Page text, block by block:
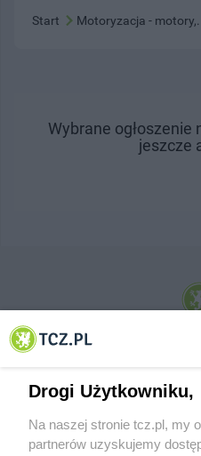
Start Motoryzacja - motory,...
Wybrane ogłoszenie
jeszcze
© 2001-2026 Tczew - TCZ.PL Sp. z o.o.
Drogi Użytkowniku,
Na naszej stronie tcz.pl, my
partnerów uzyskujemy